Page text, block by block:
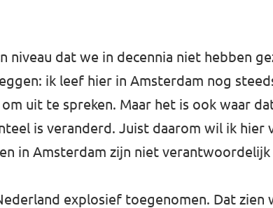
dat we in decennia niet hebben
ik leef hier in Amsterdam nog
uit te spreken. Maar het is ook waar
is veranderd. Juist daarom wil ik hier
in Amsterdam zijn niet
explosief toegenomen. Dat zien